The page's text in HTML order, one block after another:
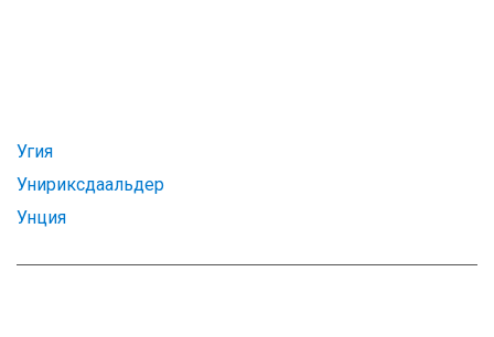
Угия
Унириксдаальдер
Унция